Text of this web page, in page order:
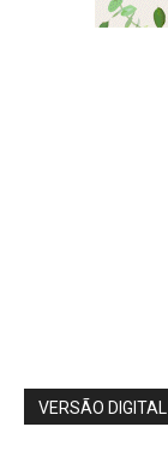
VERSÃO DIGITAL